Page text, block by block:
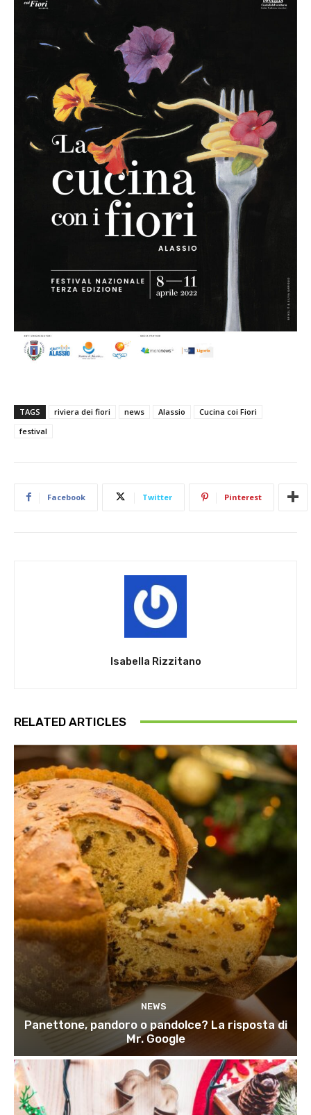
TAGS riviera dei fiori news Alassio
Cucina coi Fiori
festival
Facebook Twitter Pinterest
Isabella Rizzitano
RELATED ARTICLES
NEWS
Panettone, pandoro o pandolce? La risposta di
Mr. Google